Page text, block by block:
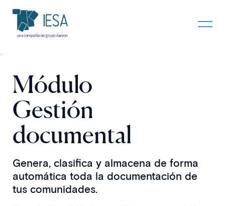
Módulo
Gestión
documental
Genera, clasifica y almacena de forma
automática toda la documentación de
tus comunidades.